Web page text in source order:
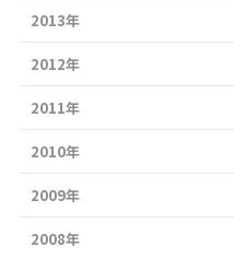
2013年
2012年
2011年
2010年
2009年
2008年